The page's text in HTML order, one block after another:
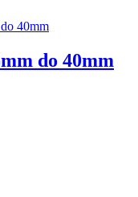
страници
do 40mm